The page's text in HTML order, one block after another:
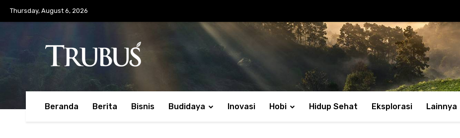
Thursday, August 6, 2026
Beranda Berita Bisnis Budidaya Inovasi Hobi Hidup Sehat Eksplorasi Lainnya